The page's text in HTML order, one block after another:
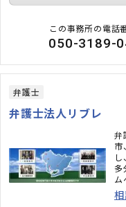
この事務所の電話
050-3189-
弁護士
弁護士法人リブレ
弁
市
多
ム